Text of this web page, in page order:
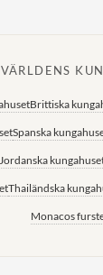
VÄRLDENS
Brittiska
Spanska
Thailändska
Monacos